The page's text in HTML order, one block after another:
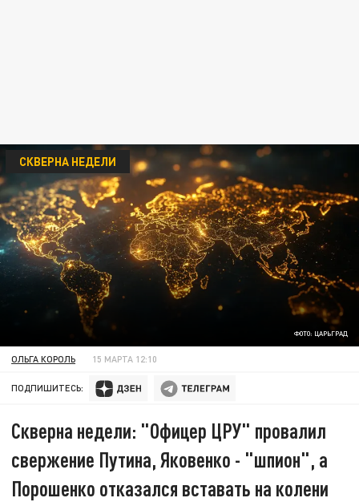
ФОТО: ЦАРЬГРАД
СКВЕРНА НЕДЕЛИ
ОЛЬГА КОРОЛЬ 15 МАРТА 12:10
ПОДПИШИТЕСЬ:
Скверна недели: "Офицер ЦРУ" провалил
свержение Путина, Яковенко - "шпион", а
Порошенко отказался вставать на колени